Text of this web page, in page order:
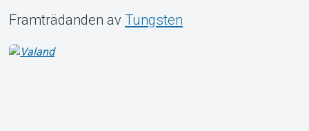
Framträdanden av Tungsten